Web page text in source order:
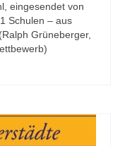
eingesendet von
Schulen – aus
Grüneberger,